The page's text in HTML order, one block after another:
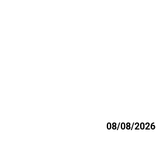
08/08/2026